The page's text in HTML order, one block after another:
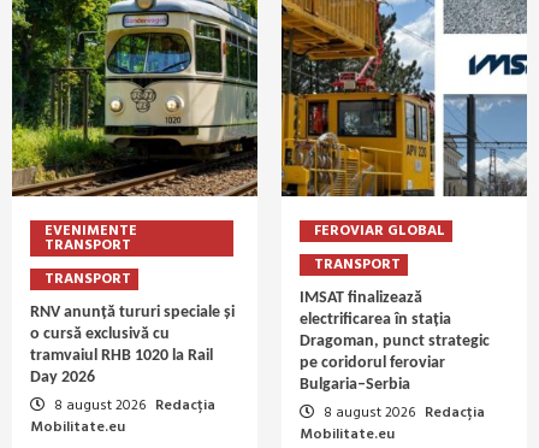
EVENIMENTE
TRANSPORT
TRANSPORT
RNV anunță tururi speciale și
o cursă exclusivă cu
tramvaiul RHB 1020 la Rail
Day 2026
8 august 2026 Redacția
Mobilitate.eu
FEROVIAR GLOBAL
TRANSPORT
IMSAT finalizează
electrificarea în stația
Dragoman, punct strategic
pe coridorul feroviar
Bulgaria–Serbia
8 august 2026 Redacția
Mobilitate.eu